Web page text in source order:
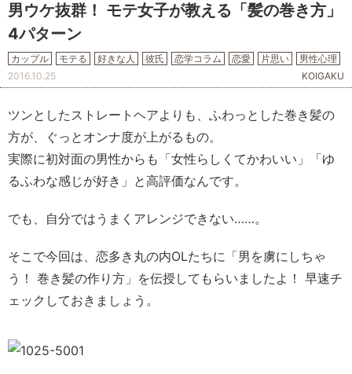
男ウケ抜群！ モテ女子が教える「髪の巻き方」
4パターン
カップル モテる 好きな人 彼氏 恋学コラム 恋愛 片思い
男性心理
KOIGAKU
2016.10.25
ツンとしたストレートヘアよりも、ふわっとした巻き髪の
方が、ぐっとオンナ度が上がるもの。
実際に初対面の男性からも「女性らしくてかわいい」「ゆ
るふわな感じが好き」と高評価なんです。
でも、自分ではうまくアレンジできない……。
そこで今回は、恋多き丸の内OLたちに「男を虜にしちゃ
う！ 巻き髪の作り方」を伝授してもらいましたよ！ 早速チ
ェックしておきましょう。